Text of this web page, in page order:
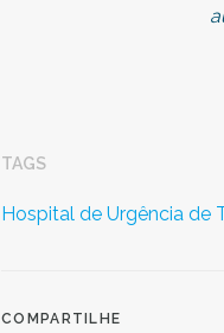
TAGS
Hospital de Urgência de
COMPARTILHE